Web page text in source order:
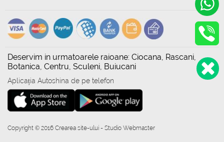
Deservim in urmatoarele raioane: Ciocana, Rascani,
Botanica, Centru, Sculeni, Buiucani
Aplicația Autoshina de pe telefon
Copyright © 2016 Crearea site-ului - Studio Webmaster